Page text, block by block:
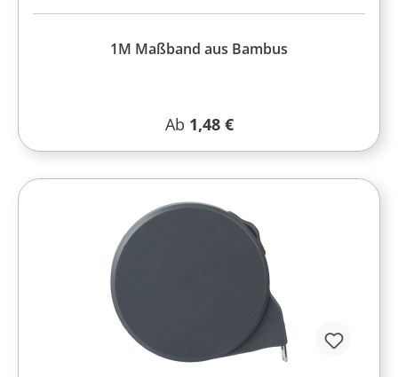
1M Maßband aus Bambus
Regulärer Preis:
Ab 1,48 €